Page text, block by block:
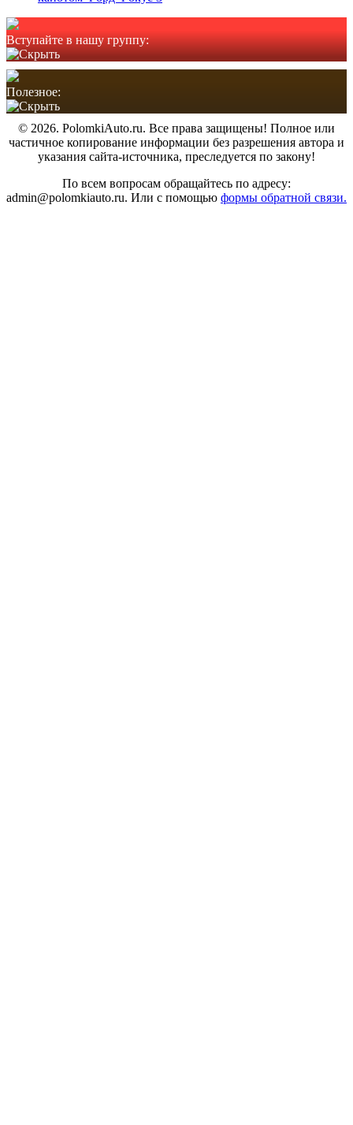
Вступайте в нашу группу:
Полезное:
© 2026. PolomkiAuto.ru. Все права защищены! Полное или
частичное копирование информации без разрешения автора и
указания сайта-источника, преследуется по закону!
По всем вопросам обращайтесь по адресу:
admin@polomkiauto.ru. Или с помощью формы обратной связи.